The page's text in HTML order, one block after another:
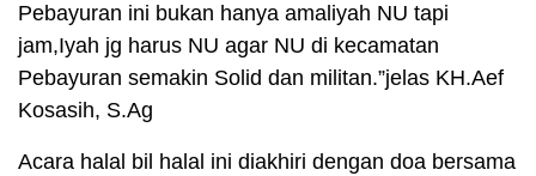
Pebayuran ini bukan hanya amaliyah NU tapi
jam,Iyah jg harus NU agar NU di kecamatan
Pebayuran semakin Solid dan militan.”jelas KH.Aef
Kosasih, S.Ag
Acara halal bil halal ini diakhiri dengan doa bersama